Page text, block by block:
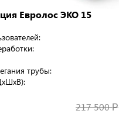
Евролос ЭКО 15
трубы:
217 500Р